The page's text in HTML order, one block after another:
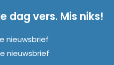
dag vers. Mis niks!
nieuwsbrief
nieuwsbrief